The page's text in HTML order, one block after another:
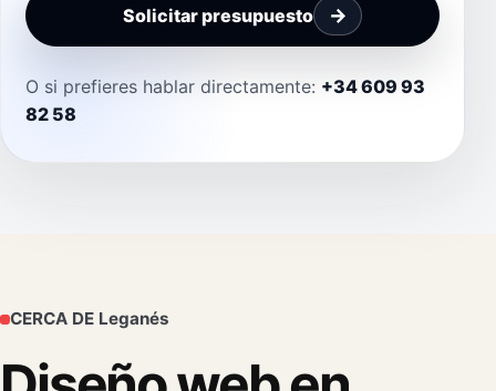
Solicitar presupuesto
O si prefieres hablar directamente: +34 609 93
82 58
CERCA DE Leganés